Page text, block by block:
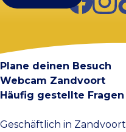
Plane deinen Besuch
Webcam Zandvoort
Häufig gestellte Fragen
Geschäftlich in Zandvoort